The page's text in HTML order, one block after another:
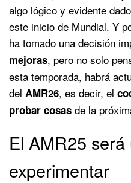
algo lógico y evidente
este inicio de Mundial. Y
ha tomado una decisión
mejoras, pero no solo
esta temporada, habrá
del AMR26, es decir, el
probar cosas de la
El AMR25
experimentar